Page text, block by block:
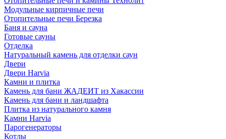
Модульные кирпичные печи
Отопительные печи Березка
Баня и сауна
Готовые сауны
Отделка
Натуральный камень для отделки саун
Двери
Двери Harvia
Камни и плитка
Камень для бани ЖАДЕИТ из Хакассии
Камень для бани и ландшафта
Плитка из натурального камня
Камни Harvia
Парогенераторы
Котлы